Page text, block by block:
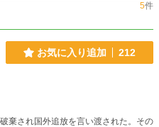
5件
お気に入り追加 212
棄され国外追放を言い渡された。その